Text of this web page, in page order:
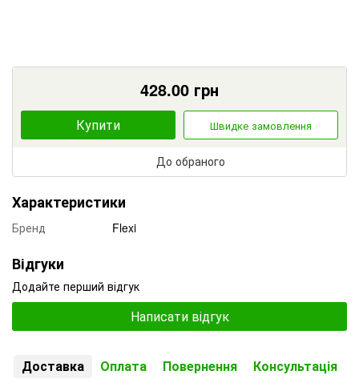
428.00 грн
Купити Швидке замовлення
До обраного
Характеристики
Бренд Flexi
Відгуки
Додайте перший відгук
Написати відгук
Доставка Оплата Повернення Консультація